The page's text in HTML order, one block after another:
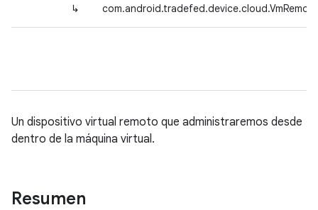
↳
Un dispositivo virtual remoto que administraremos desde
dentro de la máquina virtual.
Resumen